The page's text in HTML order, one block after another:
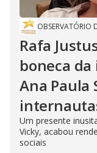
OBSERVATÓRIO
Rafa
boneca
Ana Paula
Um presente
Vicky, acabou
sociais